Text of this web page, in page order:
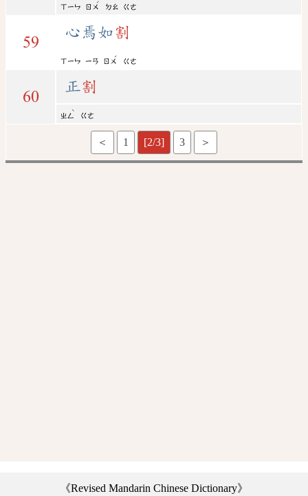
ㄒㄧㄣ ㄖㄨ
ˊ
ㄉㄠ ㄍㄜ
59
心焉如割
ㄒㄧㄣ ㄧㄢ ㄖㄨ
ˊ
ㄍㄜ
60
正割
ㄓㄥ
ˋ
ㄍㄜ
＜ 1 [2/3] 3 ＞
《Revised Mandarin Chinese Dictionary》